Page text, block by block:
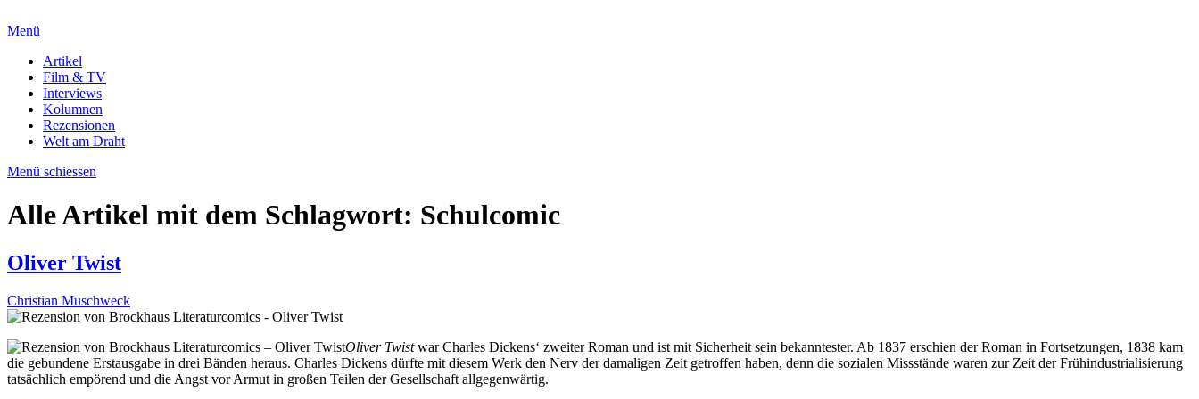
Menü
Artikel
Film & TV
Interviews
Kolumnen
Rezensionen
Welt am Draht
Menü schiessen
Alle Artikel mit dem Schlagwort: Schulcomic
Oliver Twist
Christian Muschweck
Oliver Twistwar Charles Dickens‘ zweiter Roman und ist mit Sicherheit sein bekanntester. Ab 1837 erschien der Roman in Fortsetzungen, 1838 kam
die gebundene Erstausgabe in drei Bänden heraus. Charles Dickens dürfte mit diesem Werk den Nerv der damaligen Zeit getroffen haben, denn die sozialen Missstände waren zur Zeit der Frühindustrialisierung
tatsächlich empörend und die Angst vor Armut in großen Teilen der Gesellschaft allgegenwärtig.